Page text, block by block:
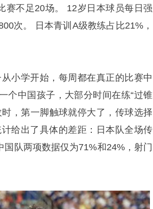
赛不足20场。 12岁日本球员每日强
次。 日本青训A级教练占比21%，
小学开始，每周都在真正的比赛中
个中国孩子，大部分时间在练“过锥
，第一脚触球就停大了，传球选择
给出了具体的差距：日本队全场传
队两项数据仅为71%和24%，射门